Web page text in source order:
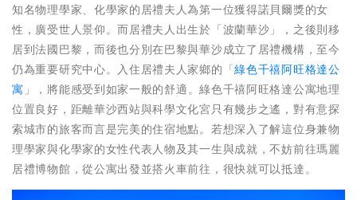
知名物理學家、化學家的居禮夫人為第一位獲得諾貝爾獎的女
性，廣受世人景仰。而居禮夫人出生於「波蘭華沙」，之後則移
居到法國巴黎，而後也分別在巴黎與華沙成立了居禮機構，至今
仍為重要研究中心。入住居禮夫人家鄉的「綠色千禧阿旺格達公
寓 」，將能感受到如家一般的舒適。綠色千禧阿旺格達公寓地理
位置良好，距離華沙西站與科學文化宮只有幾步之遙，對有意探
索城市的旅客而言是完美的住宿地點。若想深入了解這位身兼物
理學家與化學家的女性代表人物及其一生與成就，不妨前往瑪麗
居禮博物館，從公寓出發並搭火車前往，很快就可以抵達。